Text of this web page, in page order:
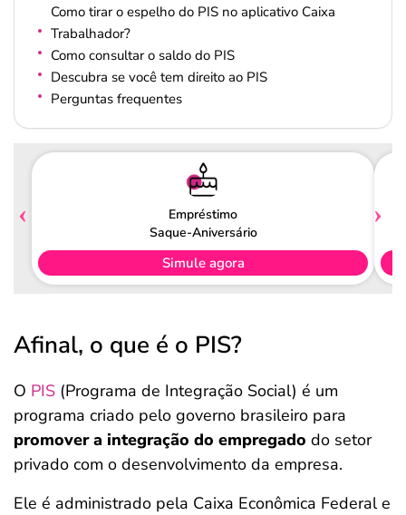
Como tirar o espelho do PIS no aplicativo Caixa
Trabalhador?
Como consultar o saldo do PIS
Descubra se você tem direito ao PIS
Perguntas frequentes
Empréstimo
Saque-Aniversário
Simule agora
Afinal, o que é o PIS?
O PIS (Programa de Integração Social) é um
programa criado pelo governo brasileiro para
promover a integração do empregado do setor
privado com o desenvolvimento da empresa.
Ele é administrado pela Caixa Econômica Federal e